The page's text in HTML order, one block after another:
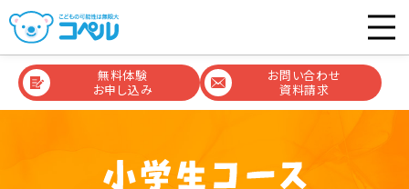
無料体験
お申し込み
お問い合わせ
資料請求